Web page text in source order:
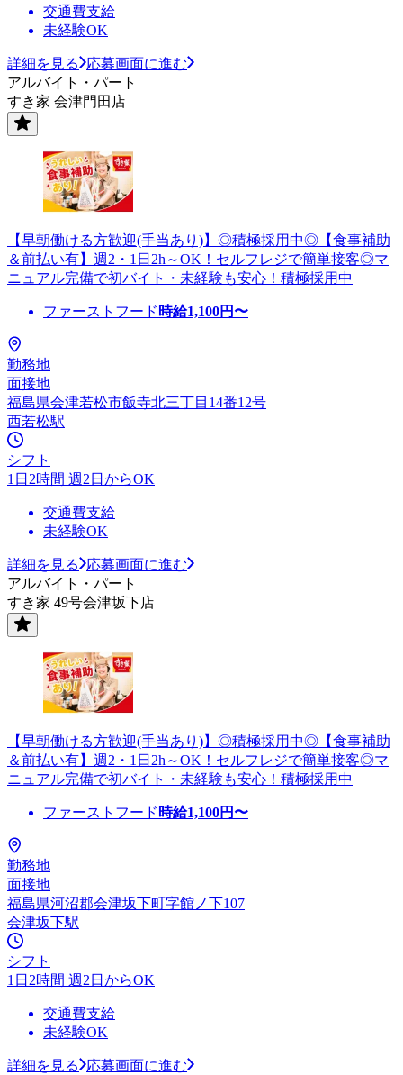
交通費支給
未経験OK
詳細を見る
応募画面に進む
アルバイト・パート
すき家 会津門田店
【早朝働ける方歓迎(手当あり)】◎積極採用中◎【食事補助
＆前払い有】週2・1日2h～OK！セルフレジで簡単接客◎マ
ニュアル完備で初バイト・未経験も安心！積極採用中
ファーストフード 時給1,100円〜
勤務地
面接地
福島県会津若松市飯寺北三丁目14番12号
西若松駅
シフト
1日2時間 週2日からOK
交通費支給
未経験OK
詳細を見る
応募画面に進む
アルバイト・パート
すき家 49号会津坂下店
【早朝働ける方歓迎(手当あり)】◎積極採用中◎【食事補助
＆前払い有】週2・1日2h～OK！セルフレジで簡単接客◎マ
ニュアル完備で初バイト・未経験も安心！積極採用中
ファーストフード 時給1,100円〜
勤務地
面接地
福島県河沼郡会津坂下町字館ノ下107
会津坂下駅
シフト
1日2時間 週2日からOK
交通費支給
未経験OK
詳細を見る
応募画面に進む